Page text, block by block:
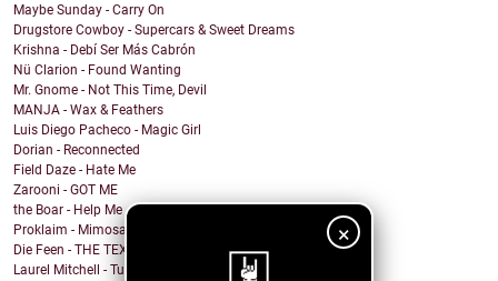
×
Maybe Sunday - Carry On
Drugstore Cowboy - Supercars & Sweet Dreams
Krishna - Debí Ser Más Cabrón
Nü Clarion - Found Wanting
Mr. Gnome - Not This Time, Devil
MANJA - Wax & Feathers
Luis Diego Pacheco - Magic Girl
Dorian - Reconnected
Field Daze - Hate Me
Zarooni - GOT ME
the Boar - Help Me
Proklaim - Mimosa
Die Feen - THE TEXAN
Laurel Mitchell - Tuesday, Parkway